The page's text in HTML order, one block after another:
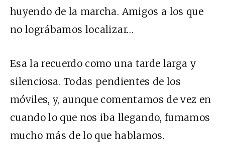
huyendo de la marcha. Amigos a los que
no lográbamos localizar…
Esa la recuerdo como una tarde larga y
silenciosa. Todas pendientes de los
móviles, y, aunque comentamos de vez en
cuando lo que nos iba llegando, fumamos
mucho más de lo que hablamos.